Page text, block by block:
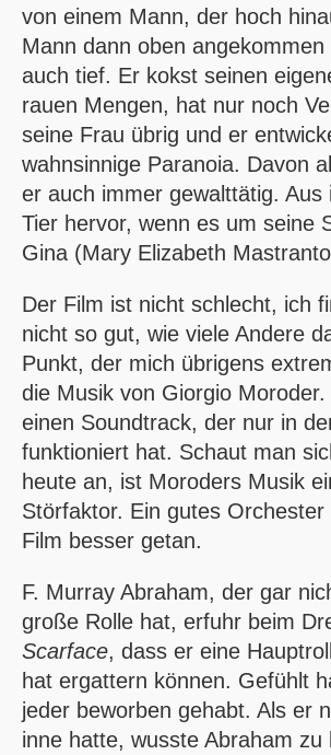
von einem Mann, der hoch
Mann dann oben
auch tief. Er kokst seinen
rauen Mengen, hat nur noch
seine Frau übrig und er
wahnsinnige Paranoia. Davon
er auch immer gewalttätig. Aus
Tier hervor, wenn es um seine
Gina (Mary Elizabeth
Der Film ist nicht schlecht, ich
nicht so gut, wie viele Andere
Punkt, der mich übrigens
die Musik von Giorgio
einen Soundtrack, der nur in
funktioniert hat. Schaut man
heute an, ist Moroders Musik
Störfaktor. Ein gutes Orchester
Film besser getan.
F. Murray Abraham, der gar
große Rolle hat, erfuhr beim
Scarface, dass er eine
hat ergattern können. Gefühlt
jeder beworben gehabt. Als er
inne hatte, wusste Abraham zu